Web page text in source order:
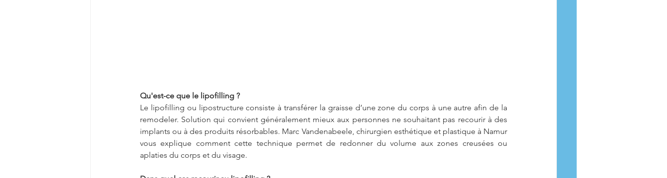
Qu'est-ce que le lipofilling ?
Le lipofilling ou lipostructure consiste à transférer la graisse d’une zone du corps à une autre afin de la
remodeler. Solution qui convient généralement mieux aux personnes ne souhaitant pas recourir à des
implants ou à des produits résorbables. Marc Vandenabeele, chirurgien esthétique et plastique à Namur
vous explique comment cette technique permet de redonner du volume aux zones creusées ou
aplaties du corps et du visage.